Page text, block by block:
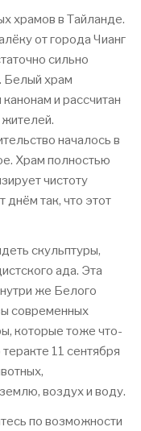
храмов в Тайланде.
от города Чианг
сильно
Белый храм
и рассчитан
началось в
Храм полностью
чистоту
днём так, что этот
скульптуры,
ада. Эта
же Белого
современных
которые тоже что-
11 сентября
воздух и воду.
по возможности